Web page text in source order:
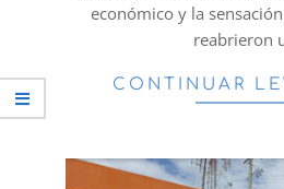
económico y la
reabrieron
CONTINUAR